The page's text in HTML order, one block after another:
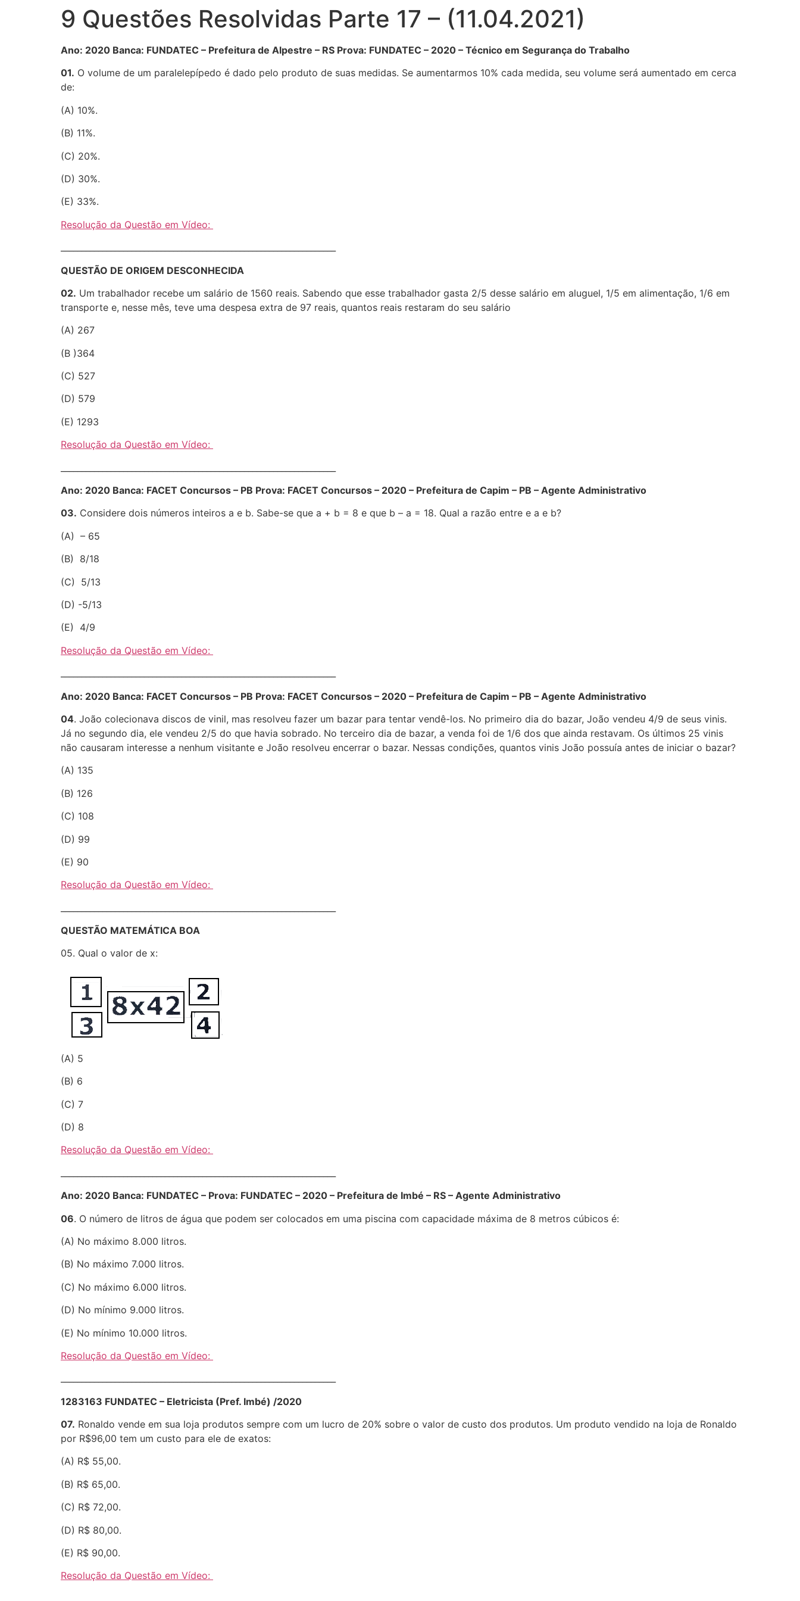
9 Questões Resolvidas Parte 17 – (11.04.2021)
Ano: 2020 Banca: FUNDATEC – Prefeitura de Alpestre – RS Prova: FUNDATEC – 2020 – Técnico em Segurança do Trabalho
01. O volume de um paralelepípedo é dado pelo produto de suas medidas. Se aumentarmos 10% cada medida, seu volume será aumentado em cerca
de:
(A) 10%.
(B) 11%.
(C) 20%.
(D) 30%.
(E) 33%.
Resolução da Questão em Vídeo:
QUESTÃO DE ORIGEM DESCONHECIDA
02. Um trabalhador recebe um salário de 1560 reais. Sabendo que esse trabalhador gasta 2/5 desse salário em aluguel, 1/5 em alimentação, 1/6 em
transporte e, nesse mês, teve uma despesa extra de 97 reais, quantos reais restaram do seu salário
(A) 267
(B )364
(C) 527
(D) 579
(E) 1293
Resolução da Questão em Vídeo:
Ano: 2020 Banca: FACET Concursos – PB Prova: FACET Concursos – 2020 – Prefeitura de Capim – PB – Agente Administrativo
03. Considere dois números inteiros a e b. Sabe-se que a + b = 8 e que b – a = 18. Qual a razão entre e a e b?
(A) – 65
(B) 8/18
(C) 5/13
(D) -5/13
(E) 4/9
Resolução da Questão em Vídeo:
Ano: 2020 Banca: FACET Concursos – PB Prova: FACET Concursos – 2020 – Prefeitura de Capim – PB – Agente Administrativo
04. João colecionava discos de vinil, mas resolveu fazer um bazar para tentar vendê-los. No primeiro dia do bazar, João vendeu 4/9 de seus vinis.
Já no segundo dia, ele vendeu 2/5 do que havia sobrado. No terceiro dia de bazar, a venda foi de 1/6 dos que ainda restavam. Os últimos 25 vinis
não causaram interesse a nenhum visitante e João resolveu encerrar o bazar. Nessas condições, quantos vinis João possuía antes de iniciar o bazar?
(A) 135
(B) 126
(C) 108
(D) 99
(E) 90
Resolução da Questão em Vídeo:
QUESTÃO MATEMÁTICA BOA
05. Qual o valor de x:
(A) 5
(B) 6
(C) 7
(D) 8
Resolução da Questão em Vídeo:
Ano: 2020 Banca: FUNDATEC – Prova: FUNDATEC – 2020 – Prefeitura de Imbé – RS – Agente Administrativo
06. O número de litros de água que podem ser colocados em uma piscina com capacidade máxima de 8 metros cúbicos é:
(A) No máximo 8.000 litros.
(B) No máximo 7.000 litros.
(C) No máximo 6.000 litros.
(D) No mínimo 9.000 litros.
(E) No mínimo 10.000 litros.
Resolução da Questão em Vídeo:
1283163 FUNDATEC – Eletricista (Pref. Imbé) /2020
07. Ronaldo vende em sua loja produtos sempre com um lucro de 20% sobre o valor de custo dos produtos. Um produto vendido na loja de Ronaldo
por R$96,00 tem um custo para ele de exatos:
(A) R$ 55,00.
(B) R$ 65,00.
(C) R$ 72,00.
(D) R$ 80,00.
(E) R$ 90,00.
Resolução da Questão em Vídeo: